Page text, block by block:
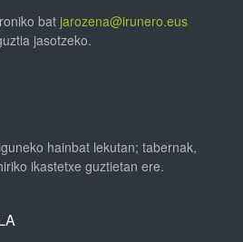
bat jarozena@irunero.eus
jasotzeko.
hainbat lekutan; tabernak,
ikastetxe guztietan ere.